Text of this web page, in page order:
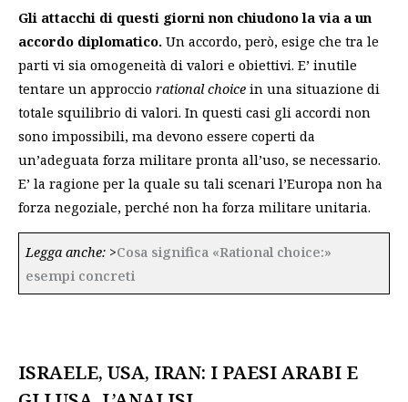
Gli attacchi di questi giorni non chiudono la via a un
accordo diplomatico. Un accordo, però, esige che tra le
parti vi sia omogeneità di valori e obiettivi. E’ inutile
tentare un approccio rational choice in una situazione di
totale squilibrio di valori. In questi casi gli accordi non
sono impossibili, ma devono essere coperti da
un’adeguata forza militare pronta all’uso, se necessario.
E’ la ragione per la quale su tali scenari l’Europa non ha
forza negoziale, perché non ha forza militare unitaria.
Legga anche: >Cosa significa «Rational choice:»
esempi concreti
ISRAELE, USA, IRAN: I PAESI ARABI E